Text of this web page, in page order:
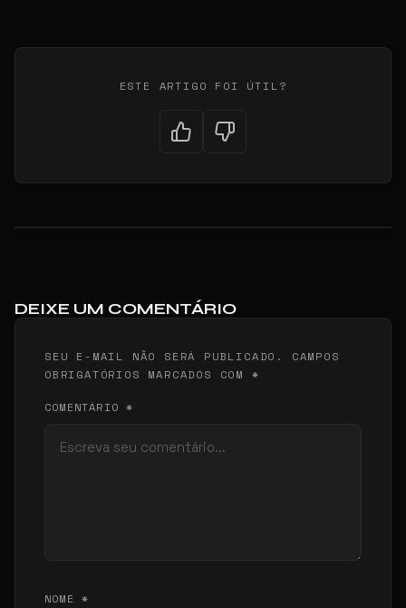
ESTE ARTIGO FOI ÚTIL?
DEIXE UM COMENTÁRIO
SEU E-MAIL NÃO SERÁ PUBLICADO. CAMPOS
OBRIGATÓRIOS MARCADOS COM *
COMENTÁRIO *
NOME *